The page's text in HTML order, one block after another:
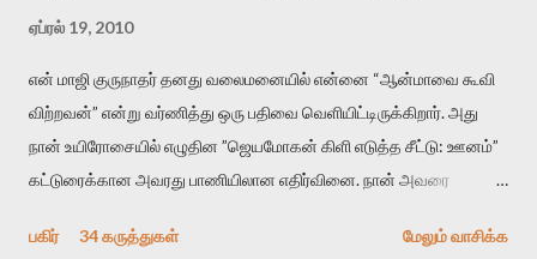
ஏப்ரல் 19, 2010
என் மாஜி குருநாதர் தனது வலைமனையில் என்னை “ஆன்மாவை கூவி
விற்றவன்” என்று வர்ணித்து ஒரு பதிவை வெளியிட்டிருக்கிறார். அது
நான் உயிரோசையில் எழுதின ”ஜெயமோகன் கிளி எடுத்த சீட்டு: ஊனம்”
கட்டுரைக்கான அவரது பாணியிலான எதிர்வினை. நான் அவரை
பதிவை படித்த நண்பர்கள் பலரும் அவருக்காக இரக்கப்பட்டார்கள்.
பகிர் 34 கருத்துகள் மேலும் வாசிக்க